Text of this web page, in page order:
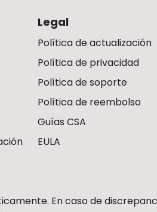
Legal
Política de actualización
Política de privacidad
Política de soporte
Política de reembolso
Guías CSA
EULA
En caso de